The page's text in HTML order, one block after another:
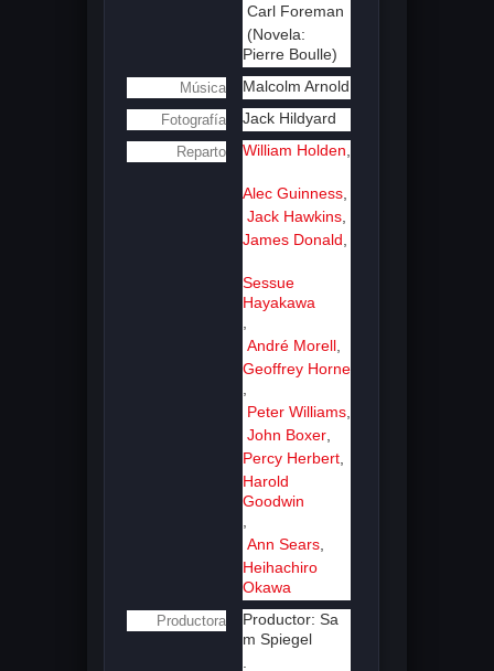
Carl Foreman
(Novela:
Pierre Boulle)
Música Malcolm Arnold
Fotografía Jack Hildyard
Reparto William Holden
Alec Guinness
Jack Hawkins
James Donald
Sessue
Hayakawa
André Morell
Geoffrey Horne
Peter Williams
John Boxer
Percy Herbert
Harold
Goodwin
Ann Sears
Heihachiro
Okawa
Productora
Productor: Sa
m Spiegel